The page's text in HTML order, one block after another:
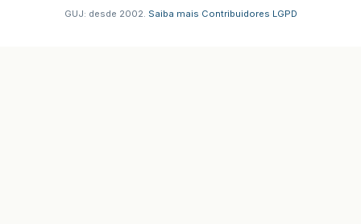
GUJ: desde 2002. Saiba mais Contribuidores LGPD